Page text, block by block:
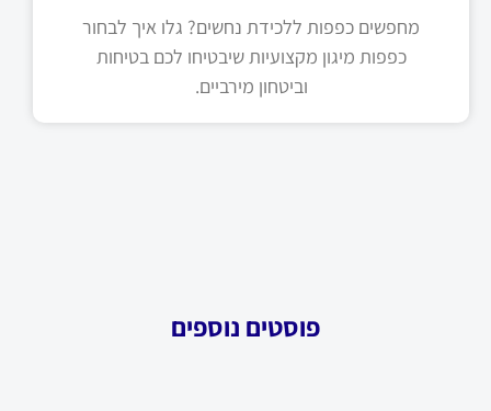
מחפשים כפפות ללכידת נחשים? גלו איך לבחור
כפפות מיגון מקצועיות שיבטיחו לכם בטיחות
וביטחון מירביים.
פוסטים נוספים